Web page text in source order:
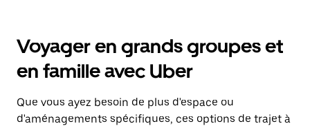
Voyager en grands groupes et
en famille avec Uber
Que vous ayez besoin de plus d'espace ou
d'aménagements spécifiques, ces options de trajet à